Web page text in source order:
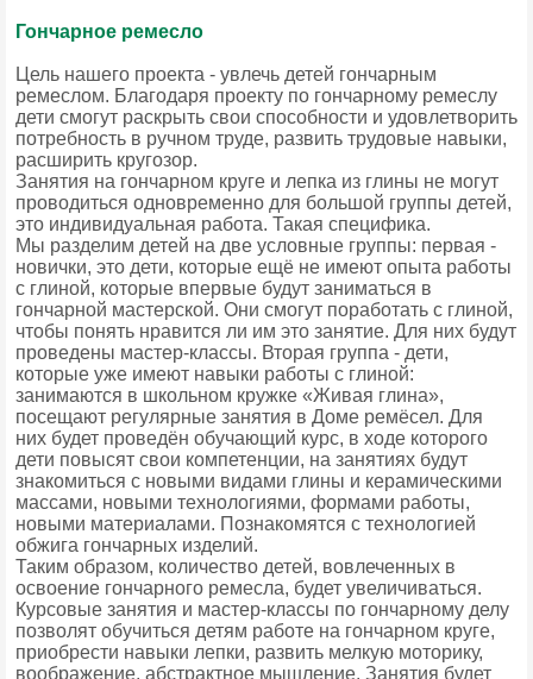
Гончарное ремесло
Цель нашего проекта - увлечь детей гончарным
ремеслом. Благодаря проекту по гончарному ремеслу
дети смогут раскрыть свои способности и удовлетворить
потребность в ручном труде, развить трудовые навыки,
расширить кругозор.
Занятия на гончарном круге и лепка из глины не могут
проводиться одновременно для большой группы детей,
это индивидуальная работа. Такая специфика.
Мы разделим детей на две условные группы: первая -
новички, это дети, которые ещё не имеют опыта работы
с глиной, которые впервые будут заниматься в
гончарной мастерской. Они смогут поработать с глиной,
чтобы понять нравится ли им это занятие. Для них будут
проведены мастер-классы. Вторая группа - дети,
которые уже имеют навыки работы с глиной:
занимаются в школьном кружке «Живая глина»,
посещают регулярные занятия в Доме ремёсел. Для
них будет проведён обучающий курс, в ходе которого
дети повысят свои компетенции, на занятиях будут
знакомиться с новыми видами глины и керамическими
массами, новыми технологиями, формами работы,
новыми материалами. Познакомятся с технологией
обжига гончарных изделий.
Таким образом, количество детей, вовлеченных в
освоение гончарного ремесла, будет увеличиваться.
Курсовые занятия и мастер-классы по гончарному делу
позволят обучиться детям работе на гончарном круге,
приобрести навыки лепки, развить мелкую моторику,
воображение, абстрактное мышление. Занятия будет